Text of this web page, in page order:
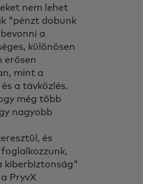
nem lehet
"pénzt dobunk
a
különösen
erősen
mint a
a távközlés.
még több
nagyobb
és
kiberbiztonság"
PryvX